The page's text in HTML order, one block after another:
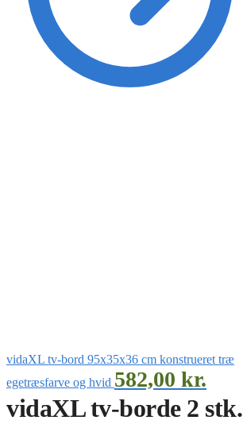
vidaXL tv-bord 95x35x36 cm konstrueret træ
egetræsfarve og hvid 582,00 kr.
vidaXL tv-borde 2 stk.